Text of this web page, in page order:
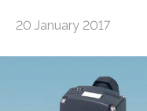
20 January 2017